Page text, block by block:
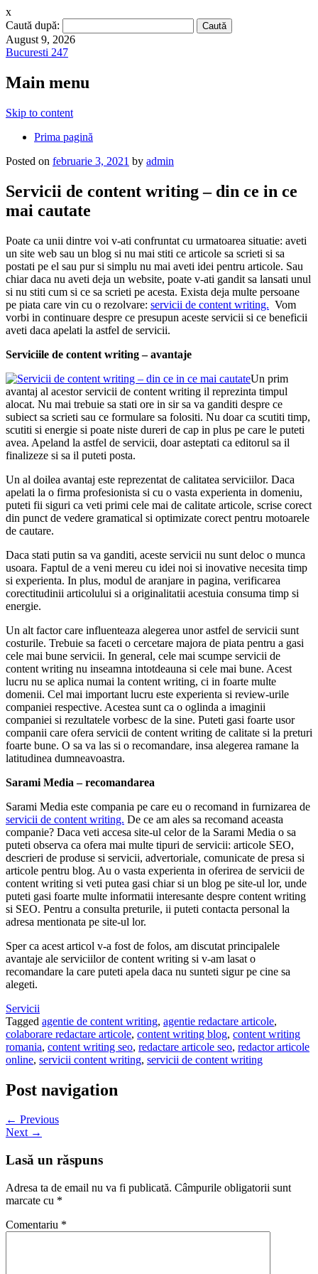
x
Caută după:
August 9, 2026
Bucuresti 247
Main menu
Skip to content
Prima pagină
Posted on februarie 3, 2021 by admin
Servicii de content writing – din ce in ce
mai cautate
Poate ca unii dintre voi v-ati confruntat cu urmatoarea situatie: aveti
un site web sau un blog si nu mai stiti ce articole sa scrieti si sa
postati pe el sau pur si simplu nu mai aveti idei pentru articole. Sau
chiar daca nu aveti deja un website, poate v-ati gandit sa lansati unul
si nu stiti cum si ce sa scrieti pe acesta. Exista deja multe persoane
pe piata care vin cu o rezolvare: servicii de content writing. Vom
vorbi in continuare despre ce presupun aceste servicii si ce beneficii
aveti daca apelati la astfel de servicii.
Serviciile de content writing – avantaje
Un prim
avantaj al acestor servicii de content writing il reprezinta timpul
alocat. Nu mai trebuie sa stati ore in sir sa va ganditi despre ce
subiect sa scrieti sau ce formulare sa folositi. Nu doar ca scutiti timp,
scutiti si energie si poate niste dureri de cap in plus pe care le puteti
avea. Apeland la astfel de servicii, doar asteptati ca editorul sa il
finalizeze si sa il puteti posta.
Un al doilea avantaj este reprezentat de calitatea serviciilor. Daca
apelati la o firma profesionista si cu o vasta experienta in domeniu,
puteti fii siguri ca veti primi cele mai de calitate articole, scrise corect
din punct de vedere gramatical si optimizate corect pentru motoarele
de cautare.
Daca stati putin sa va ganditi, aceste servicii nu sunt deloc o munca
usoara. Faptul de a veni mereu cu idei noi si inovative necesita timp
si experienta. In plus, modul de aranjare in pagina, verificarea
corectitudinii articolului si a originalitatii acestuia consuma timp si
energie.
Un alt factor care influenteaza alegerea unor astfel de servicii sunt
costurile. Trebuie sa faceti o cercetare majora de piata pentru a gasi
cele mai bune servicii. In general, cele mai scumpe servicii de
content writing nu inseamna intotdeauna si cele mai bune. Acest
lucru nu se aplica numai la content writing, ci in foarte multe
domenii. Cel mai important lucru este experienta si review-urile
companiei respective. Acestea sunt ca o oglinda a imaginii
companiei si rezultatele vorbesc de la sine. Puteti gasi foarte usor
companii care ofera servicii de content writing de calitate si la preturi
foarte bune. O sa va las si o recomandare, insa alegerea ramane la
latitudinea dumneavoastra.
Sarami Media – recomandarea
Sarami Media este compania pe care eu o recomand in furnizarea de
servicii de content writing. De ce am ales sa recomand aceasta
companie? Daca veti accesa site-ul celor de la Sarami Media o sa
puteti observa ca ofera mai multe tipuri de servicii: articole SEO,
descrieri de produse si servicii, advertoriale, comunicate de presa si
articole pentru blog. Au o vasta experienta in oferirea de servicii de
content writing si veti putea gasi chiar si un blog pe site-ul lor, unde
puteti gasi foarte multe informatii interesante despre content writing
si SEO. Pentru a consulta preturile, ii puteti contacta personal la
adresa mentionata pe site-ul lor.
Sper ca acest articol v-a fost de folos, am discutat principalele
avantaje ale serviciilor de content writing si v-am lasat o
recomandare la care puteti apela daca nu sunteti sigur pe cine sa
alegeti.
Servicii
Tagged agentie de content writing, agentie redactare articole,
colaborare redactare articole, content writing blog, content writing
romania, content writing seo, redactare articole seo, redactor articole
online, servicii content writing, servicii de content writing
Post navigation
← Previous
Next →
Lasă un răspuns
Adresa ta de email nu va fi publicată. Câmpurile obligatorii sunt
marcate cu *
Comentariu *